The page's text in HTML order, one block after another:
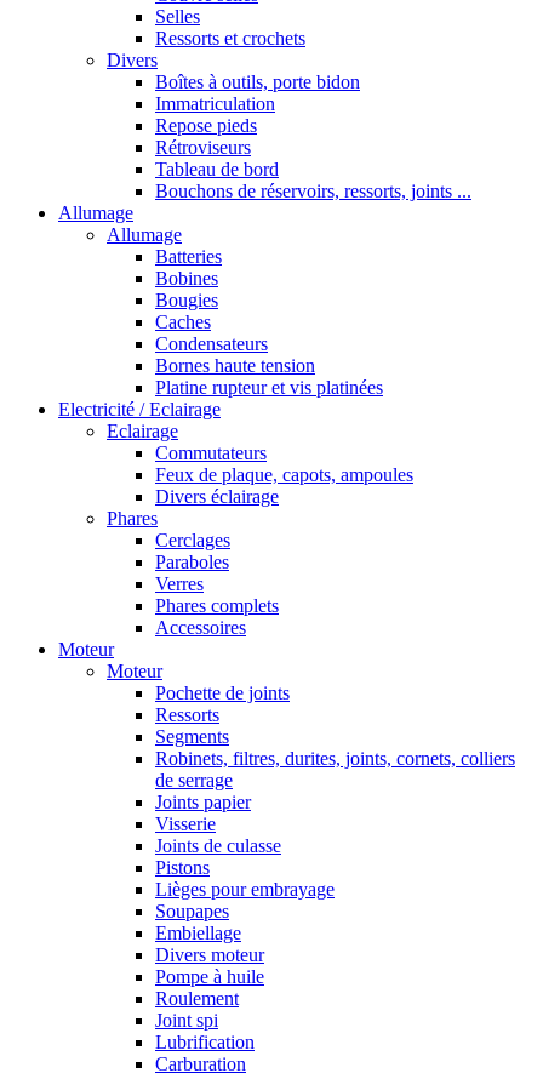
Selles
Ressorts et crochets
Divers
Boîtes à outils, porte bidon
Immatriculation
Repose pieds
Rétroviseurs
Tableau de bord
Bouchons de réservoirs, ressorts, joints ...
Allumage
Allumage
Batteries
Bobines
Bougies
Caches
Condensateurs
Bornes haute tension
Platine rupteur et vis platinées
Electricité / Eclairage
Eclairage
Commutateurs
Feux de plaque, capots, ampoules
Divers éclairage
Phares
Cerclages
Paraboles
Verres
Phares complets
Accessoires
Moteur
Moteur
Pochette de joints
Ressorts
Segments
Robinets, filtres, durites, joints, cornets, colliers
de serrage
Joints papier
Visserie
Joints de culasse
Pistons
Lièges pour embrayage
Soupapes
Embiellage
Divers moteur
Pompe à huile
Roulement
Joint spi
Lubrification
Carburation